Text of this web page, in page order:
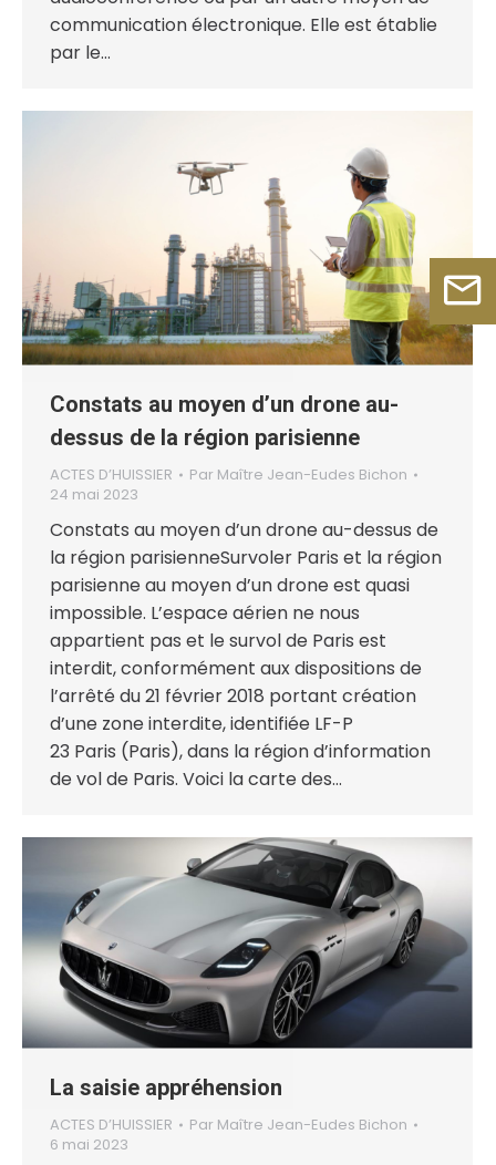
communication électronique. Elle est établie
par le…
Constats au moyen d’un drone au-
dessus de la région parisienne
ACTES D’HUISSIER Par Maître Jean-Eudes Bichon
24 mai 2023
Constats au moyen d’un drone au-dessus de
la région parisienneSurvoler Paris et la région
parisienne au moyen d’un drone est quasi
impossible. L’espace aérien ne nous
appartient pas et le survol de Paris est
interdit, conformément aux dispositions de
l’arrêté du 21 février 2018 portant création
d’une zone interdite, identifiée LF-P
23 Paris (Paris), dans la région d’information
de vol de Paris. Voici la carte des…
La saisie appréhension
ACTES D’HUISSIER Par Maître Jean-Eudes Bichon
6 mai 2023